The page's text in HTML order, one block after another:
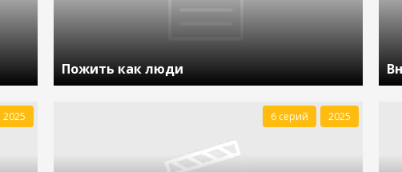
Пожить как люди
2025 6 серий 2025